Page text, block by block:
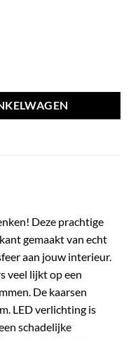
Deze prachtige
gemaakt van echt
aan jouw interieur.
veel lijkt op een
De kaarsen
LED verlichting is
schadelijke